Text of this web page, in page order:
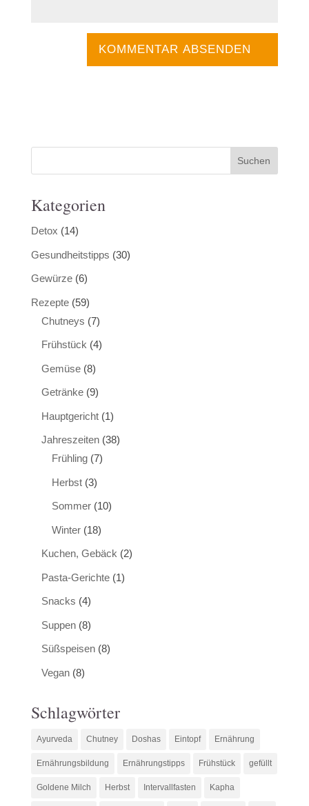
Kategorien
Detox (14)
Gesundheitstipps (30)
Gewürze(6)
Rezepte(59)
Chutneys (7)
Frühstück (4)
Gemüse(8)
Getränke(9)
Hauptgericht(1)
Jahreszeiten(38)
Frühling(7)
Herbst(3)
Sommer(10)
Winter(18)
Kuchen, Gebäck (2)
Pasta-Gerichte(1)
Snacks (4)
Suppen(8)
Süßspeisen(8)
Vegan(8)
Schlagwörter
Ayurveda Chutney Doshas Eintopf Ernährung
Ernährungsbildung Ernährungstipps Frühstück gefüllt
Goldene Milch Herbst Intervallfasten Kapha